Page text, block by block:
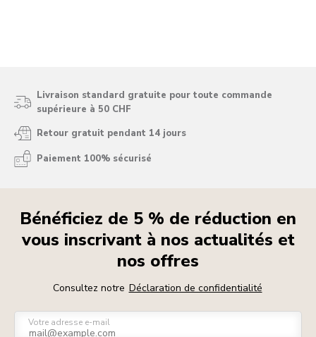
Livraison standard gratuite pour toute commande
supérieure à 50 CHF
Retour gratuit pendant 14 jours
Paiement 100% sécurisé
Bénéficiez de 5 % de réduction en
vous inscrivant à nos actualités et
nos offres
Consultez notre Déclaration de confidentialité
Votre adresse e-mail